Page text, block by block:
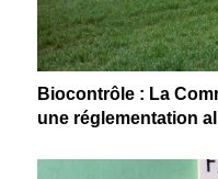
Biocontrôle : La
une réglementation